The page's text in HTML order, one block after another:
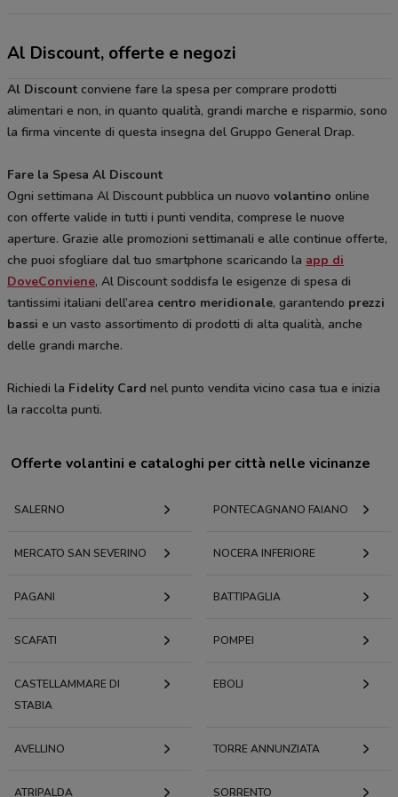
Al Discount, offerte e negozi
Al Discount conviene fare la spesa per comprare prodotti
alimentari e non, in quanto qualità, grandi marche e risparmio, sono
la firma vincente di questa insegna del Gruppo General Drap.
Fare la Spesa Al Discount
Ogni settimana Al Discount pubblica un nuovo volantino online
con offerte valide in tutti i punti vendita, comprese le nuove
aperture. Grazie alle promozioni settimanali e alle continue offerte,
che puoi sfogliare dal tuo smartphone scaricando la app di
DoveConviene, Al Discount soddisfa le esigenze di spesa di
tantissimi italiani dell’area centro meridionale, garantendo prezzi
bassi e un vasto assortimento di prodotti di alta qualità, anche
delle grandi marche.
Richiedi la Fidelity Card nel punto vendita vicino casa tua e inizia
la raccolta punti.
Offerte volantini e cataloghi per città nelle vicinanze
SALERNO PONTECAGNANO FAIANO
MERCATO SAN SEVERINO NOCERA INFERIORE
PAGANI BATTIPAGLIA
SCAFATI POMPEI
CASTELLAMMARE DI
STABIA
EBOLI
AVELLINO TORRE ANNUNZIATA
ATRIPALDA SORRENTO